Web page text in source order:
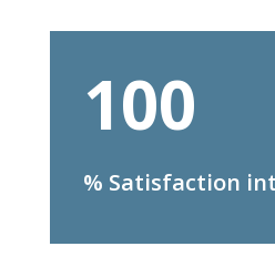
100
% Satisfaction